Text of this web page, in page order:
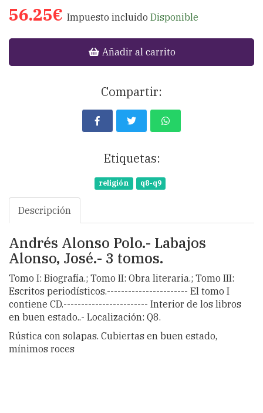
56.25€ Impuesto incluido Disponible
Añadir al carrito
Compartir:
Etiquetas:
religión q8-q9
Descripción
Andrés Alonso Polo.- Labajos
Alonso, José.- 3 tomos.
Tomo I: Biografía.; Tomo II: Obra literaria.; Tomo III:
Escritos periodísticos.----------------------- El tomo I
contiene CD.------------------------ Interior de los libros
en buen estado..- Localización: Q8.
Rústica con solapas. Cubiertas en buen estado,
mínimos roces